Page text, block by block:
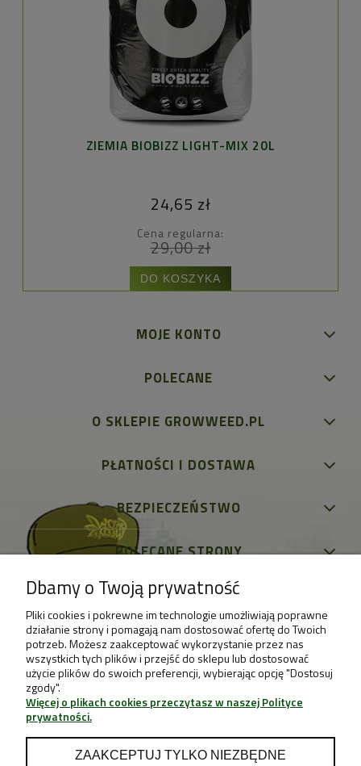
ZIEMIA BIOBIZZ LIGHT-MIX 20L
24,65 zł
Cena regularna:
29,00 zł
DO KOSZYKA
MOJE KONTO
POLECANE
O SKLEPIE GROWWEED.PL
PŁATNOŚCI I DOSTAWA
BEZPIECZEŃSTWO
POLECANE STRONY
Dbamy o Twoją prywatność
Pliki cookies i pokrewne im technologie umożliwiają poprawne
działanie strony i pomagają nam dostosować ofertę do Twoich
potrzeb. Możesz zaakceptować wykorzystanie przez nas
wszystkich tych plików i przejść do sklepu lub dostosować
użycie plików do swoich preferencji, wybierając opcję "Dostosuj
zgody".
Więcej o plikach cookies przeczytasz w naszej Polityce
prywatności.
ZAAKCEPTUJ TYLKO NIEZBĘDNE